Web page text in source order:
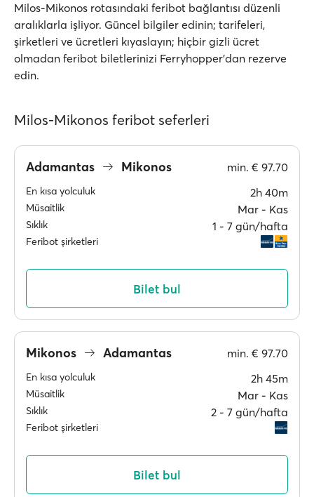
Milos-Mikonos rotasındaki feribot bağlantısı düzenli
aralıklarla işliyor. Güncel bilgiler edinin; tarifeleri,
şirketleri ve ücretleri kıyaslayın; hiçbir gizli ücret
olmadan feribot biletlerinizi Ferryhopper'dan rezerve
edin.
Milos-Mikonos feribot seferleri
Adamantas Mikonos min. € 97.70
En kısa yolculuk 2h 40m
Müsaitlik Mar ‐ Kas
Sıklık 1 ‐ 7 gün/hafta
Feribot şirketleri
Bilet bul
Mikonos Adamantas min. € 97.70
En kısa yolculuk 2h 45m
Müsaitlik Mar ‐ Kas
Sıklık 2 ‐ 7 gün/hafta
Feribot şirketleri
Bilet bul